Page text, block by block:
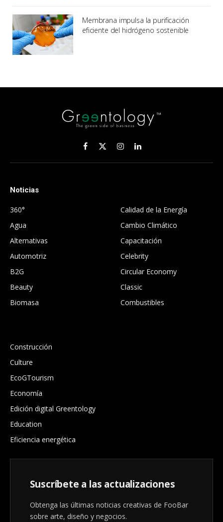
Membrana impulsa la purificación
eficiente del hidrógeno sostenible
Facebook
X
(Twitter)
InstagramLinkedIn
Noticias
360°
Agua
Alternativas
Automotriz
B2G
Beauty
Biomasa
Calidad de la Energía
Cambio Climático
Capacitación
Celebrity
Circular Economy
Classic
Combustibles
Construcción
Culture
EcoGTourism
Economía
Edición digital Greentology
Education
Eficiencia energética
Suscríbete a las actualizaciones
Obtenga las últimas noticias creativas de FooBar
sobre arte, diseño y negocios.